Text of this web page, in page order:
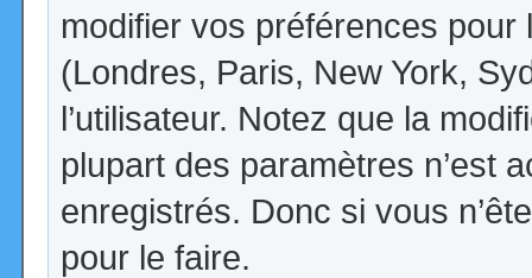
modifier vos préférences
(Londres, Paris, New York,
l’utilisateur. Notez que la
plupart des paramètres n’est
enregistrés. Donc si vous
pour le faire.